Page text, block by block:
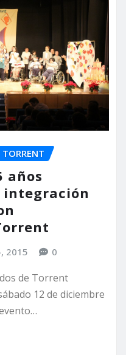
años
2015 0
de Torrent
12 de diciembre